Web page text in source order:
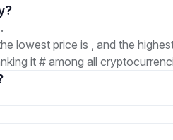
lowest price is , and the
it # among all